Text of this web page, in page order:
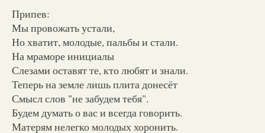
Припев:
Мы провожать устали,
Но хватит, молодые, пальбы и стали.
На мраморе инициалы
Слезами оставят те, кто любят и знали.
Теперь на земле лишь плита донесёт
Смысл слов "не забудем тебя".
Будем думать о вас и всегда говорить.
Матерям нелегко молодых хоронить.